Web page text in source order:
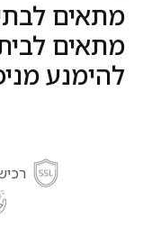
מתאים
מתאים
להימנע